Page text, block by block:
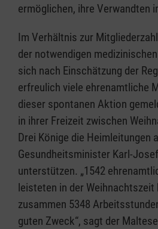
ermöglichen, ihre Verwandten
Im Verhältnis zur
der notwendigen
sich nach Einschätzung der
erfreulich viele ehrenamtliche
dieser spontanen Aktion
in ihrer Freizeit zwischen
Drei Könige die Heimleitungen
Gesundheitsminister Karl-
unterstützen. „1542
leisteten in der Weihnachtszeit
zusammen 5348
guten Zweck“, sagt der